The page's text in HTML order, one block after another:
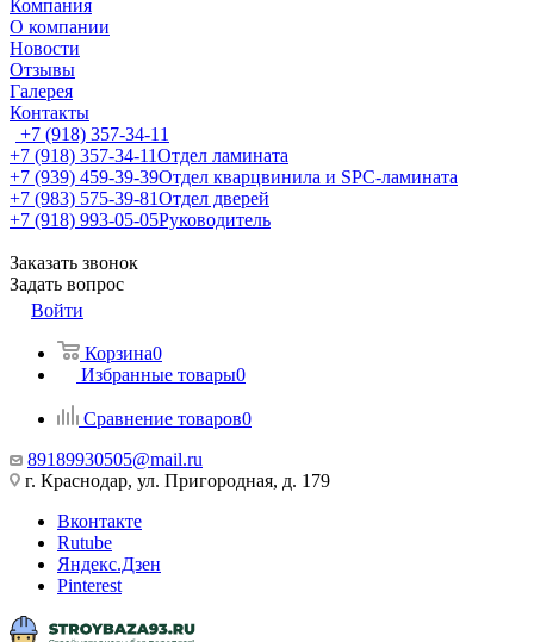
Компания
О компании
Новости
Отзывы
Галерея
Контакты
+7 (918) 357-34-11
+7 (918) 357-34-11Отдел ламината
+7 (939) 459-39-39Отдел кварцвинила и SPC-ламината
+7 (983) 575-39-81Отдел дверей
+7 (918) 993-05-05Руководитель
Заказать звонок
Задать вопрос
Войти
Корзина0
Избранные товары0
Сравнение товаров0
89189930505@mail.ru
г. Краснодар, ул. Пригородная, д. 179
Вконтакте
Rutube
Яндекс.Дзен
Pinterest